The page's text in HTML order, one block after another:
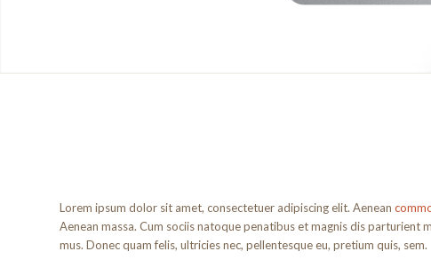
Lorem ipsum dolor sit amet, consectetuer adipiscing elit. Aenean
Aenean massa. Cum sociis natoque penatibus et magnis dis parturient
mus. Donec quam felis, ultricies nec, pellentesque eu, pretium quis, sem.